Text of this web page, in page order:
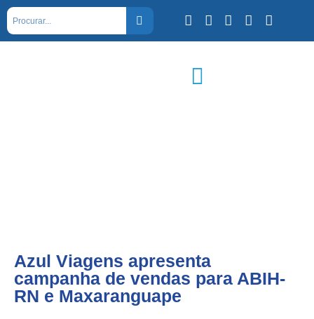
Azul Viagens apresenta
campanha de vendas para ABIH-
RN e Maxaranguape